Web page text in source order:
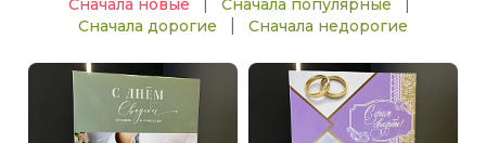
Сначала новые Сначала популярные
Сначала дорогие Сначала недорогие